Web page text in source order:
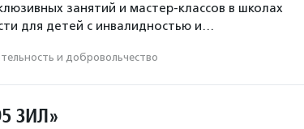
занятий и мастер-классов в школах
для детей с инвалидностью и…
и доброволь­чест­во
ЗИЛ»